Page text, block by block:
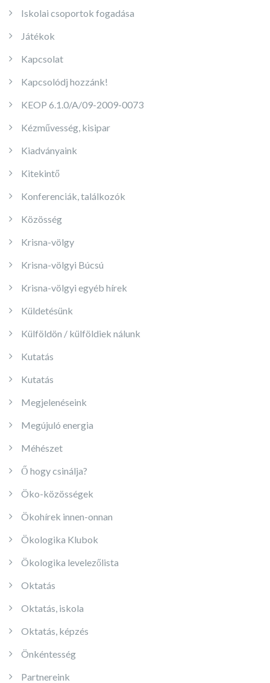
Iskolai csoportok fogadása
Játékok
Kapcsolat
Kapcsolódj hozzánk!
KEOP 6.1.0/A/09-2009-0073
Kézművesség, kisipar
Kiadványaink
Kitekintő
Konferenciák, találkozók
Közösség
Krisna-völgy
Krisna-völgyi Búcsú
Krisna-völgyi egyéb hírek
Küldetésünk
Külföldön / külföldiek nálunk
Kutatás
Kutatás
Megjelenéseink
Megújuló energia
Méhészet
Ő hogy csinálja?
Öko-közösségek
Ökohírek innen-onnan
Ökologika Klubok
Ökologika levelezőlista
Oktatás
Oktatás, iskola
Oktatás, képzés
Önkéntesség
Partnereink